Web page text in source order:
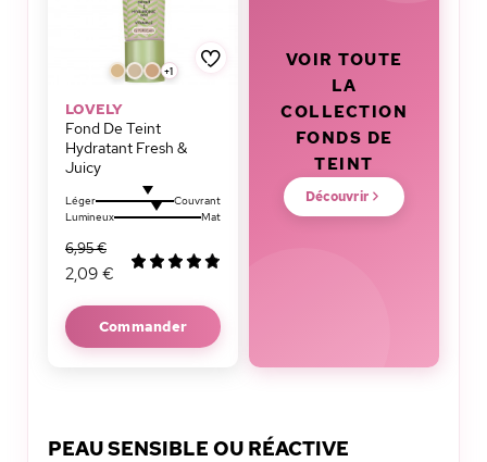
+1
LOVELY
Fond De Teint
Hydratant Fresh &
Juicy
Léger
Couvrant
Lumineux
Mat
6,95 €
2,09 €
Commander
VOIR TOUTE
LA
COLLECTION
FONDS DE
TEINT
Découvrir
PEAU SENSIBLE OU RÉACTIVE